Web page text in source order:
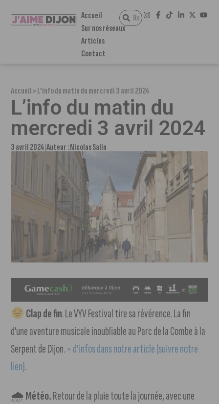
Accueil
Sur nos réseaux
Articles
Contact
Accueil»L’info du matin du mercredi 3 avril 2024
L’info du matin du
mercredi 3 avril 2024
3 avril 2024 Auteur :Nicolas Salin
Clap de fin. Le VYV Festival tire sa révérence. La fin
d’une aventure musicale inoubliable au Parc de la Combe à la
Serpent de Dijon.+ d’infos dans notre article (suivre notre
lien).
🌧 Météo.Retour de la pluie toute la journée, avec une